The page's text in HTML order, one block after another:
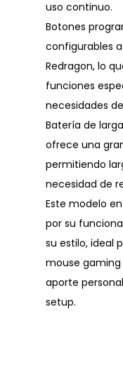
uso continuo.
Botones
configurables
Redragon, lo
funciones
necesidades
Batería de
ofrece una
permitiendo
necesidad de
Este modelo
por su
su estilo, ideal
mouse
aporte
setup.